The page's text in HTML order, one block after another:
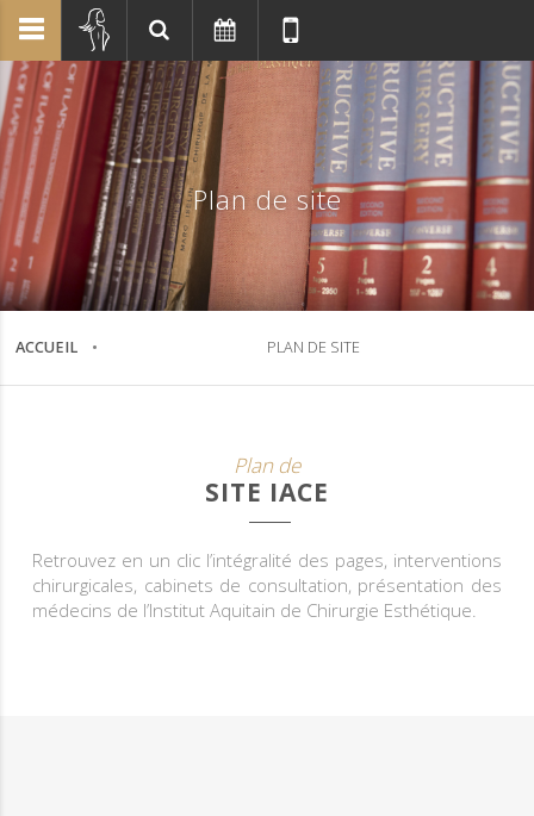
Plan de site
ACCUEIL PLAN DE SITE
Plan de
SITE IACE
Retrouvez en un clic l’intégralité des pages, interventions
chirurgicales, cabinets de consultation, présentation des
médecins de l’Institut Aquitain de Chirurgie Esthétique.